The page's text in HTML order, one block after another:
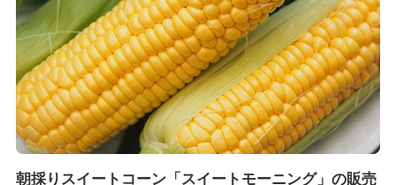
朝採りスイートコーン「スイートモーニング」の販売